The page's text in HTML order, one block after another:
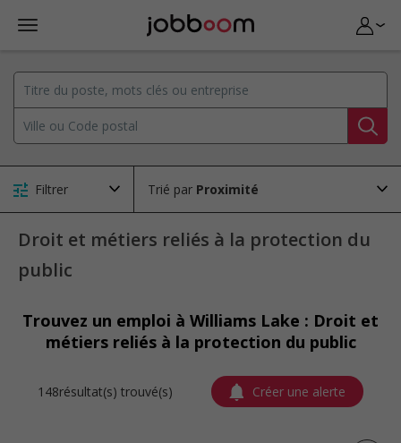
Filtrer Trié par
Droit et métiers reliés à la protection du
public
Trouvez un emploi à Williams Lake : Droit et
métiers reliés à la protection du public
148résultat(s) trouvé(s) Créer une alerte